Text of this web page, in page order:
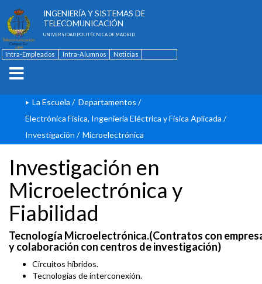
INGENIERÍA Y SISTEMAS DE
TELECOMUNICACIÓN
UNIVERSIDAD POLITÉCNICA DE MADRID
Intra-Empleados Intra-Alumnos
Noticias
La Escuela / Departamentos /
Electrónica Física, Ingeniería Eléctrica y Física Aplicada /
Investigación / Microelectrónica
Investigación en
Microelectrónica y
Fiabilidad
Tecnología Microelectrónica.(Contratos con
y colaboración con centros de investigación)
Circuitos híbridos.
Tecnologías de interconexión.